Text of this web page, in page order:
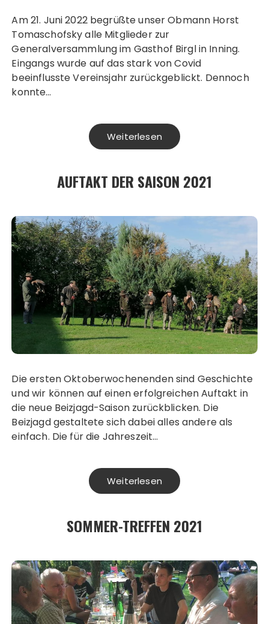
Am 21. Juni 2022 begrüßte unser Obmann Horst
Tomaschofsky alle Mitglieder zur
Generalversammlung im Gasthof Birgl in Inning.
Eingangs wurde auf das stark von Covid
beeinflusste Vereinsjahr zurückgeblickt. Dennoch
konnte…
Weiterlesen
AUFTAKT DER SAISON 2021
Die ersten Oktoberwochenenden sind Geschichte
und wir können auf einen erfolgreichen Auftakt in
die neue Beizjagd-Saison zurückblicken. Die
Beizjagd gestaltete sich dabei alles andere als
einfach. Die für die Jahreszeit…
Weiterlesen
SOMMER-TREFFEN 2021